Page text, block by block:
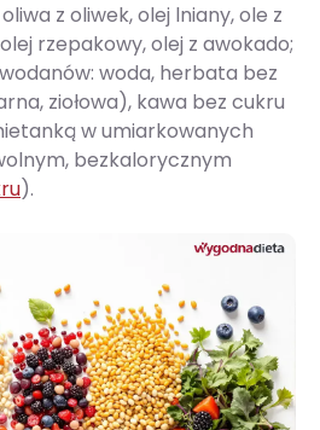
z oliwek, olej lniany, ole z
rzepakowy, olej z awokado;
woda, herbata bez
ziołowa), kawa bez cukru
w umiarkowanych
bezkalorycznym
).